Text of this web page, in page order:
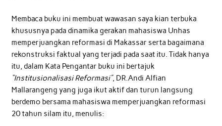
Membaca buku ini membuat wawasan saya kian terbuka
khususnya pada dinamika gerakan mahasiswa Unhas
memperjuangkan reformasi di Makassar serta bagaimana
rekonstruksi faktual yang terjadi pada saat itu. Tidak hanya
itu, dalam Kata Pengantar buku ini bertajuk
“Institusionalisasi Reformasi”, DR.Andi Alfian
Mallarangeng yang juga ikut aktif dan turun langsung
berdemo bersama mahasiswa memperjuangkan reformasi
20 tahun silam itu, menulis: